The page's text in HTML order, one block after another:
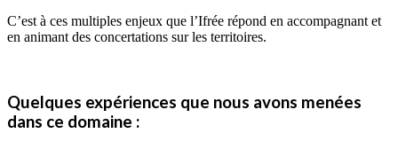
C’est à ces multiples enjeux que l’Ifrée répond en accompagnant et
en animant des concertations sur les territoires.
Quelques expériences que nous avons menées
dans ce domaine :